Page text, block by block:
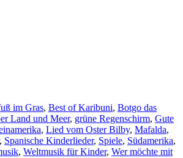
im Gras, Best of Karibuni, Botgo das
Land und Meer, grüne Regenschirm, Gute
, Lied vom Oster Bilby, Mafalda,
, Spanische Kinderlieder, Spiele, Südamerika,
, Weltmusik für Kinder, Wer möchte mit